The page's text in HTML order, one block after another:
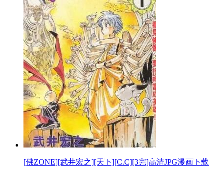
[佛ZONE][武井宏之][天下][C.C][3完]高清JPG漫画下载